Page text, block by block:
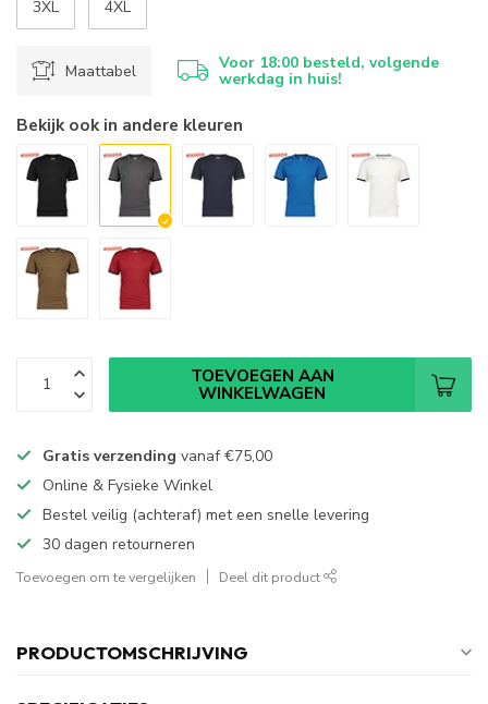
3XL 4XL
Maattabel Voor 18:00 besteld, volgende
werkdag in huis!
Bekijk ook in andere kleuren
TOEVOEGEN AAN
WINKELWAGEN
Gratis verzending vanaf€75,00
Online & Fysieke Winkel
Bestel veilig (achteraf) met een snelle levering
30 dagen retourneren
Toevoegen om te vergelijken Deel dit product
PRODUCTOMSCHRIJVING